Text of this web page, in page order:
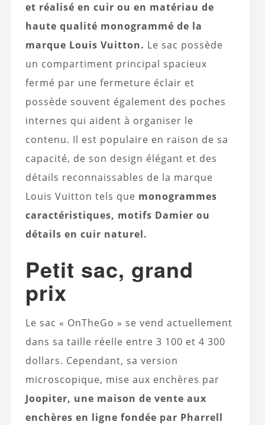
et réalisé en cuir ou en matériau de
haute qualité monogrammé de la
marque Louis Vuitton. Le sac possède
un compartiment principal spacieux
fermé par une fermeture éclair et
possède souvent également des poches
internes qui aident à organiser le
contenu. Il est populaire en raison de sa
capacité, de son design élégant et des
détails reconnaissables de la marque
Louis Vuitton tels que monogrammes
caractéristiques, motifs Damier ou
détails en cuir naturel.
Petit sac, grand
prix
Le sac « OnTheGo » se vend actuellement
dans sa taille réelle entre 3 100 et 4 300
dollars. Cependant, sa version
microscopique, mise aux enchères par
Joopiter, une maison de vente aux
enchères en ligne fondée par Pharrell